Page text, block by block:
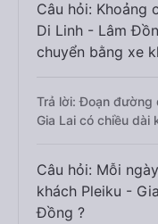
Câu hỏi: Khoảng
Di Linh - Lâm
chuyển bằng xe
Trả lời: Đoạn đường
Gia Lai có chiều dài
Câu hỏi: Mỗi
khách Pleiku -
Đồng ?